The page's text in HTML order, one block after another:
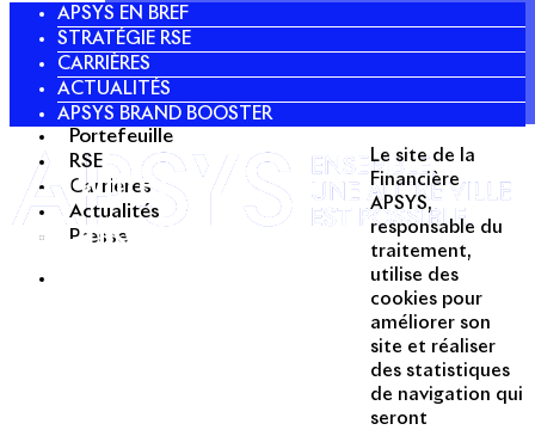
Portefeuille
RSE
Carrières
Actualités
Presse
APSYS EN BREF
STRATÉGIE RSE
CARRIÈRES
ACTUALITÉS
APSYS BRAND BOOSTER
Acteur passionné de la ville depuis
Twitter
Linkedin
Le site de la
Financière
APSYS,
responsable du
traitement,
utilise des
cookies pour
améliorer son
site et réaliser
des statistiques
de navigation qui
seront